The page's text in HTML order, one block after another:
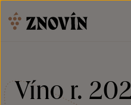
Víno r.